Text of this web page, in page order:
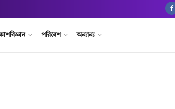
পরিবেশ অন্যান্য